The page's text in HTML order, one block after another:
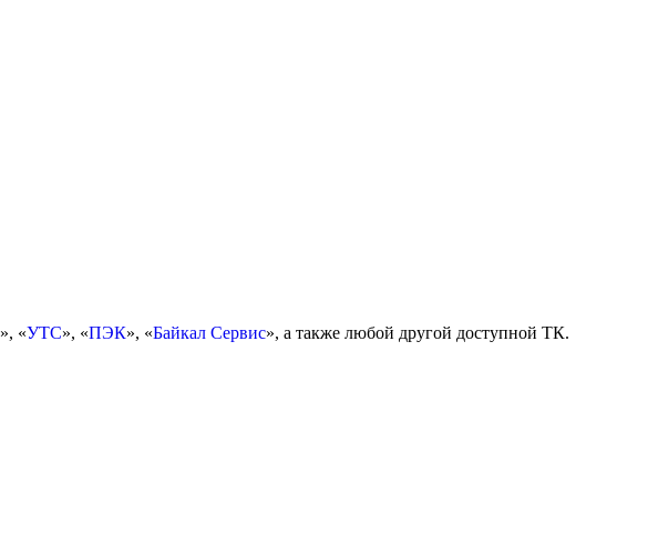
», «УТС», «ПЭК», «Байкал Сервис», а также любой другой доступной ТК.